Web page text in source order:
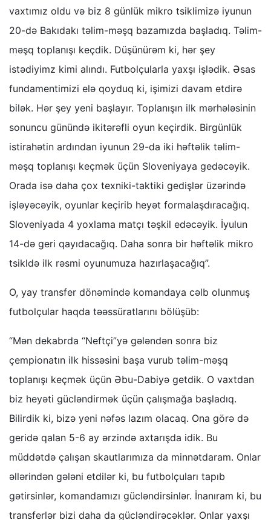
vaxtımız oldu və biz 8 günlük mikro tsiklimizə iyunun
20-də Bakıdakı təlim-məşq bazamızda başladıq. Təlim-
məşq toplanışı keçdik. Düşünürəm ki, hər şey
istədiyimz kimi alındı. Futbolçularla yaxşı işlədik. Əsas
fundamentimizi elə qoyduq ki, işimizi davam etdirə
bilək. Hər şey yeni başlayır. Toplanışın ilk mərhələsinin
sonuncu günündə ikitərəfli oyun keçirdik. Birgünlük
istirahətin ardından iyunun 29-da iki həftəlik təlim-
məşq toplanışı keçmək üçün Sloveniyaya gedəcəyik.
Orada isə daha çox texniki-taktiki gedişlər üzərində
işləyəcəyik, oyunlar keçirib heyət formalaşdıracağıq.
Sloveniyada 4 yoxlama matçı təşkil edəcəyik. İyulun
14-də geri qayıdacağıq. Daha sonra bir həftəlik mikro
tsikldə ilk rəsmi oyunumuza hazırlaşacağıq”.
O, yay transfer dönəmində komandaya cəlb olunmuş
futbolçular haqda təəssüratlarını bölüşüb:
“Mən dekabrda “Neftçi”yə gələndən sonra biz
çempionatın ilk hissəsini başa vurub təlim-məşq
toplanışı keçmək üçün Əbu-Dabiyə getdik. O vaxtdan
biz heyəti gücləndirmək üçün çalışmağa başladıq.
Bilirdik ki, bizə yeni nəfəs lazım olacaq. Ona görə də
geridə qalan 5-6 ay ərzində axtarışda idik. Bu
müddətdə çalışan skautlarımıza da minnətdaram. Onlar
əllərindən gələni etdilər ki, bu futbolçuları tapıb
gətirsinlər, komandamızı gücləndirsinlər. İnanıram ki, bu
transferlər bizi daha da gücləndirəcəklər. Onlar yaxşı